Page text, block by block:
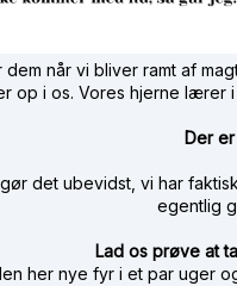
når vi bliver ramt af
op i os. Vores hjerne lærer
Der
det ubevidst, vi har
egentlig
Lad os prøve at
her nye fyr i et par uger